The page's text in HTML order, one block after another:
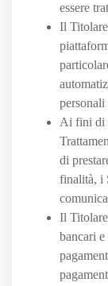
essere
Il
personali
Ai fini di
di
finalità, i
Il
bancari